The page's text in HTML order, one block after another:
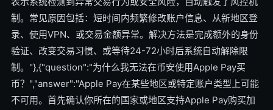
制。常见原因包括：短时间内频繁修改账户信息、从新地区登
录、使用VPN、或交易金额异常。解决方法是完成额外的身份
验证、改变交易习惯、或等待24-72小时后系统自动解除限
制。"},{"question":"为什么我无法在币安使用Apple Pay买
币？","answer":"Apple Pay在某些地区或特定账户类型上可能
不可用。首先确认你所在的国家或地区支持Apple Pay购买加